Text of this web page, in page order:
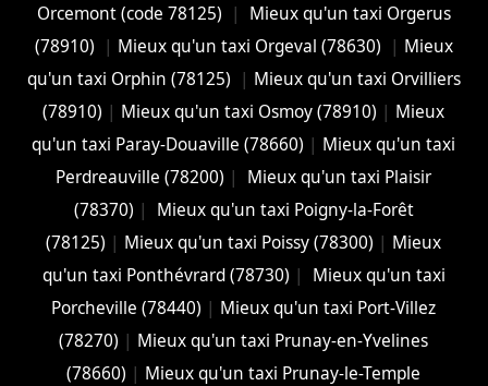
Orcemont (code 78125)
|
Mieux qu'un taxi Orgerus
(78910)
| Mieux qu'un taxi Orgeval (78630) | Mieux
qu'un taxi Orphin (78125)
| Mieux qu'un taxi Orvilliers
(78910) | Mieux qu'un taxi Osmoy (78910) | Mieux
qu'un taxi Paray-Douaville (78660) | Mieux qu'un taxi
Perdreauville (78200) |
Mieux qu'un taxi Plaisir
(78370) |
Mieux qu'un taxi Poigny-la-Forêt
(78125) | Mieux qu'un taxi Poissy (78300) | Mieux
qu'un taxi Ponthévrard (78730) |
Mieux qu'un taxi
Porcheville (78440) | Mieux qu'un taxi Port-Villez
(78270) | Mieux qu'un taxi Prunay-en-Yvelines
(78660) | Mieux qu'un taxi Prunay-le-Temple